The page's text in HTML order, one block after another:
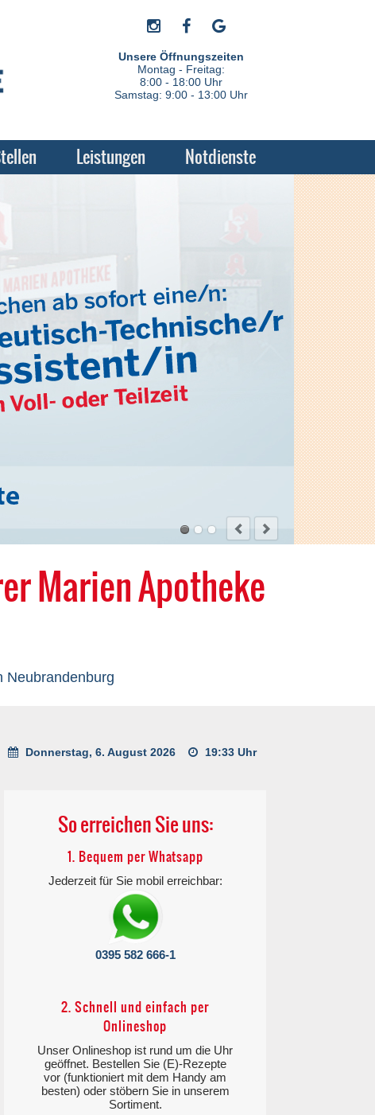
Unsere Öffnungszeiten
Montag - Freitag:
8:00 - 18:00 Uhr
Samstag: 9:00 - 13:00 Uhr
Leistungen Notdienste
Marien Apotheke
Neubrandenburg
Donnerstag, 6. August 2026 19:33 Uhr
So erreichen Sie uns:
1. Bequem per Whatsapp
Jederzeit für Sie mobil erreichbar:
0395 582 666-1
2. Schnell und einfach per
Onlineshop
Unser Onlineshop ist rund um die Uhr
geöffnet. Bestellen Sie (E)-Rezepte
vor (funktioniert mit dem Handy am
besten) oder stöbern Sie in unserem
Sortiment.